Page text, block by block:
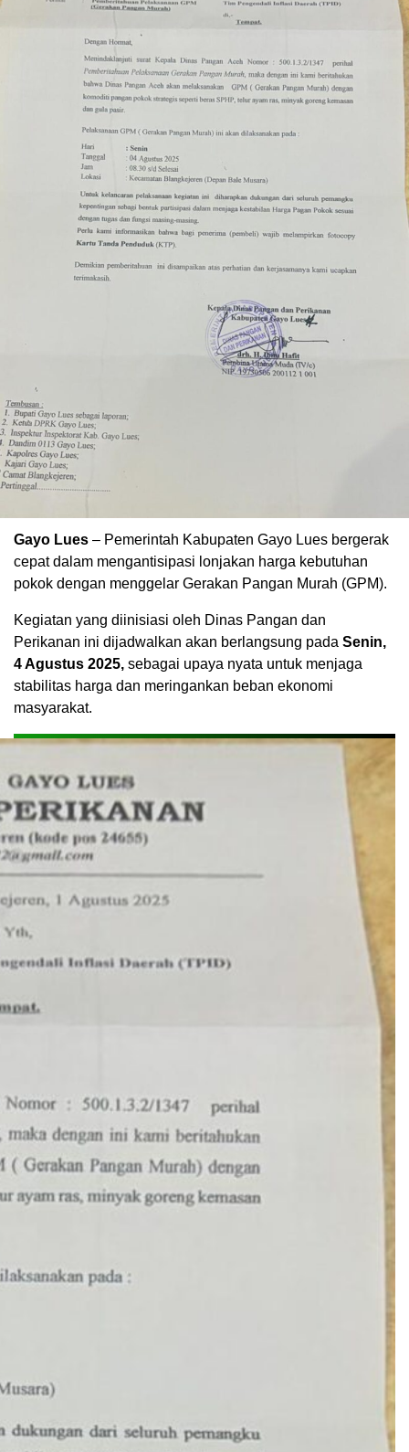
Gayo Lues – Pemerintah Kabupaten Gayo Lues bergerak
cepat dalam mengantisipasi lonjakan harga kebutuhan
pokok dengan menggelar Gerakan Pangan Murah (GPM).
Kegiatan yang diinisiasi oleh Dinas Pangan dan
Perikanan ini dijadwalkan akan berlangsung pada Senin,
4 Agustus 2025, sebagai upaya nyata untuk menjaga
stabilitas harga dan meringankan beban ekonomi
masyarakat.